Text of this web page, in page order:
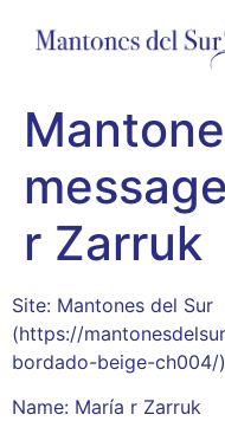
r Zarruk
Site: Mantones del Sur
(https://
bordado-beige-ch004/)
Name: María r Zarruk